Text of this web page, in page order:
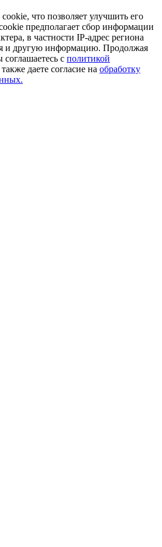
что позволяет улучшить его
предполагает сбор информации
в частности IP-адрес региона
и другую информацию. Продолжая
соглашаетесь с политикой
также даете согласие на обработку